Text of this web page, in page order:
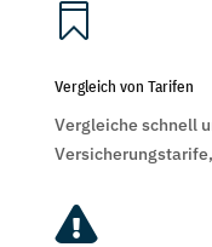

Vergleich von Tarifen
Vergleiche schnell
